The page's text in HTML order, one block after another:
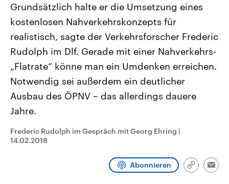
2026
Alle Informationen
Sachsen-Anhalt wählt am 6.
September 2026 einen neuen
Landtag. Seit 2021 wird das
Bundesland von einer Koalition aus
CDU, SPD und FDP regiert.-
Umfragen, Prognosen,
Wahlprogramme, aktuelle Berichte
und Hintergründe zu den Parteien
und Kandidaten der anstehenden
Wahl.
Aktuelle Beiträge,
Hintergründe
Wirtschaftlich und
gehören die Vereinigten
den mächtigsten Ländern
mit großem Einfluss auf
Sendungen Programm Podcasts
Grundsätzlich halte er die Umsetzung eines
kostenlosen Nahverkehrskonzepts für
realistisch, sagte der Verkehrsforscher Frederic
Rudolph im Dlf. Gerade mit einer Nahverkehrs-
„Flatrate“ könne man ein Umdenken erreichen.
Notwendig sei außerdem ein deutlicher
Ausbau des ÖPNV – das allerdings dauere
Jahre.
Frederic Rudolph im Gespräch mit Georg Ehring |
14.02.2018
Abonnieren
Link